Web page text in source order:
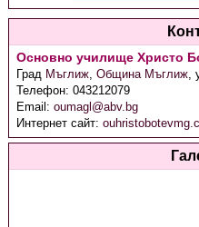
Основно училище Христо
Град Мъглиж,Община Мъглиж,
Телефон:043212079
Email:oumagl@abv.bg
Интернет сайт: